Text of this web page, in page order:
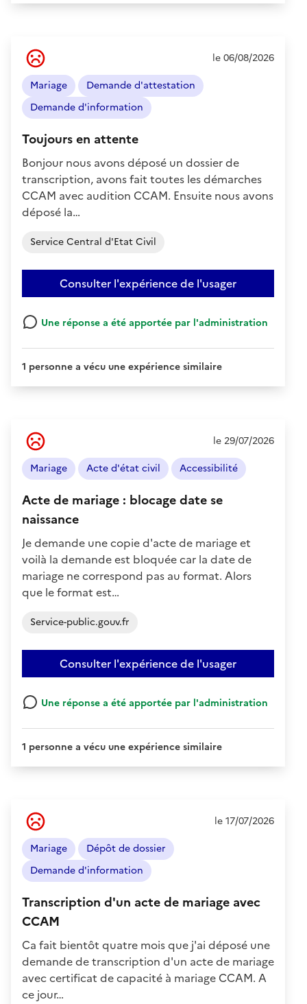
Toujours en attente
l'usager
:
Négatif
le 06/08/2026
Mariage
Demande d'attestation
Demande d'information
Bonjour nous avons déposé un dossier de
transcription, avons fait toutes les démarches
CCAM avec audition CCAM. Ensuite nous avons
déposé la…
Service Central d'Etat Civil
Consulter l'expérience de l'usager
Une réponse a été apportée par l'administration
1 personne a vécu une expérience similaire
Acte de mariage : blocage date se
naissance
l'usager
:
Négatif
le 29/07/2026
Mariage
Acte d'état civil Accessibilité
Je demande une copie d'acte de mariage et
voilà la demande est bloquée car la date de
mariage ne correspond pas au format. Alors
que le format est…
Service-public.gouv.fr
Consulter l'expérience de l'usager
Une réponse a été apportée par l'administration
1 personne a vécu une expérience similaire
Transcription d'un acte de mariage avec
CCAM
l'usager
:
Négatif
le 17/07/2026
Mariage
Dépôt de dossier
Demande d'information
Ca fait bientôt quatre mois que j'ai déposé une
demande de transcription d'un acte de mariage
avec certificat de capacité à mariage CCAM. A
ce jour…